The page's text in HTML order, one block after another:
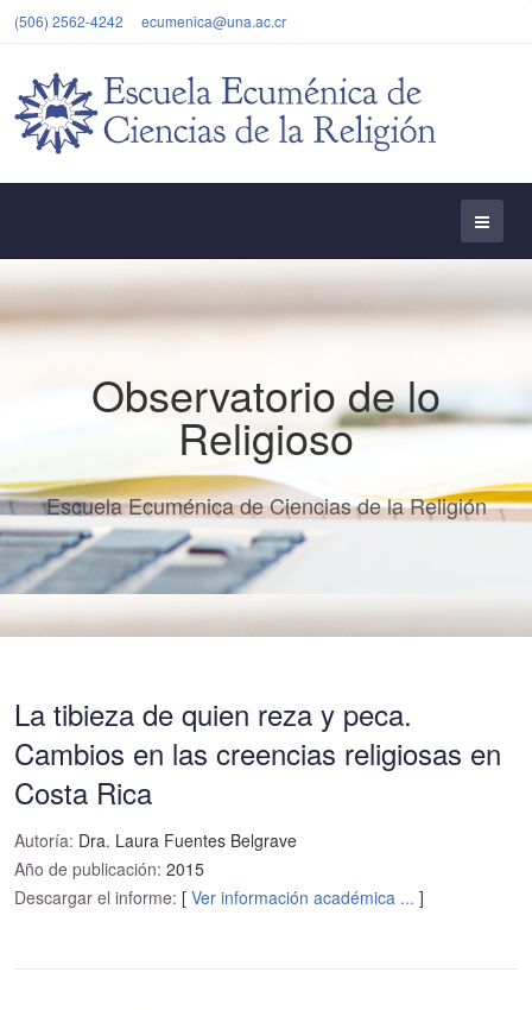
(506) 2562-4242 ecumenica@una.ac.cr
Observatorio de lo
Religioso
Escuela Ecuménica de Ciencias de la Religión
La tibieza de quien reza y peca.
Cambios en las creencias religiosas en
Costa Rica
Autoría: Dra. Laura Fuentes Belgrave
Año de publicación: 2015
Descargar el informe: [ Ver información académica ... ]